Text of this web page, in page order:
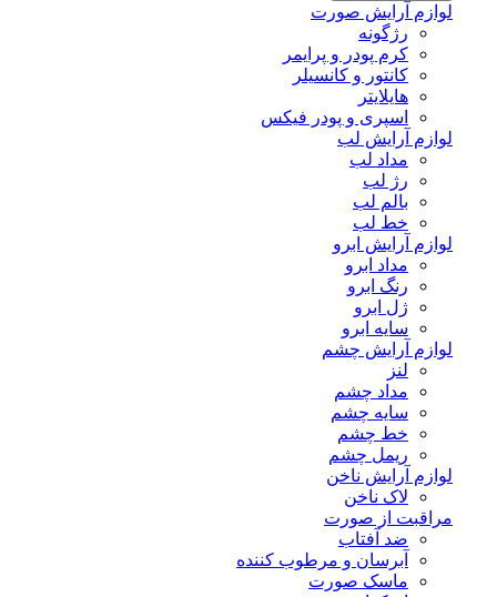
لوازم آرایش صورت
رژگونه
کرم پودر و پرایمر
کانتور و کانسیلر
هایلایتر
اسپری و پودر فیکس
لوازم آرایش لب
مداد لب
رژ لب
بالم لب
خط لب
لوازم آرایش ابرو
مداد ابرو
رنگ ابرو
ژل ابرو
سایه ابرو
لوازم آرایش چشم
لنز
مداد چشم
سایه چشم
خط چشم
ریمل چشم
لوازم آرایش ناخن
لاک ناخن
مراقبت از صورت
ضد آفتاب
آبرسان و مرطوب کننده
ماسک صورت